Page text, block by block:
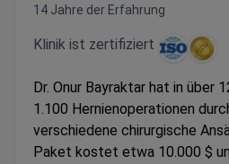
14 Jahre der Erfahrung
Klinik ist zertifiziert
Dr. Onur Bayraktar hat in über
1.100 Hernienoperationen
verschiedene chirurgische
Paket kostet etwa 10.000 $